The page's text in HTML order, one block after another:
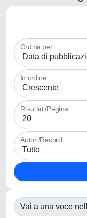
Ordina per:
In ordine:
Risultati/Pagina
Autori/Record:
Vai a una voce